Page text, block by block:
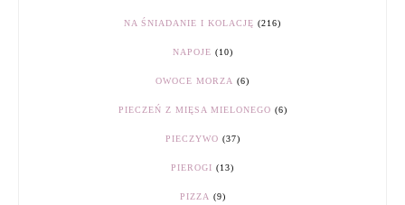
NA ŚNIADANIE I KOLACJĘ (216)
NAPOJE (10)
OWOCE MORZA (6)
PIECZEŃ Z MIĘSA MIELONEGO (6)
PIECZYWO (37)
PIEROGI (13)
PIZZA (9)